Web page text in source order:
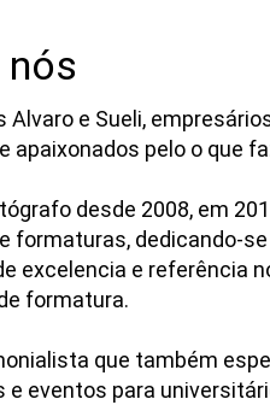
nós
Alvaro e Sueli,
apaixonados pelo o que
desde 2008, em
formaturas, dedicando-
excelencia e referência
formatura.
que também
e eventos para